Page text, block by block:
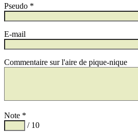
Pseudo *
E-mail
Commentaire sur l'aire de pique-nique
Note *
/ 10